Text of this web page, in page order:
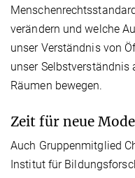
verändern und welche
unser Verständnis von
unser Selbstverständnis
Räumen bewegen.
Zeit für neue
Auch Gruppenmitglied
Institut für